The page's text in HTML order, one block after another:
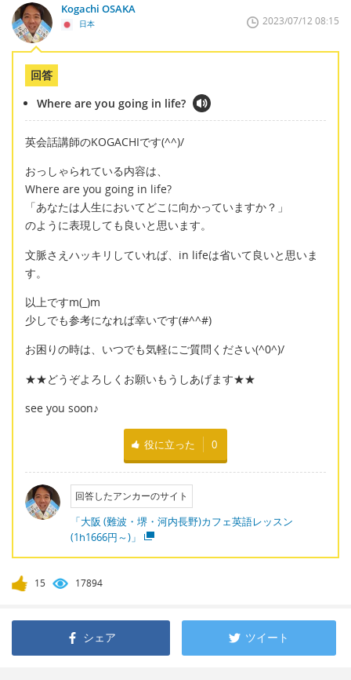
Kogachi OSAKA
日本 2023/07/12 08:15
回答
Where are you going in life?
英会話講師のKOGACHIです(^^)/
おっしゃられている内容は、
Where are you going in life?
「あなたは人生においてどこに向かっていますか？」
のように表現しても良いと思います。
文脈さえハッキリしていれば、in lifeは省いて良いと思いま
す。
以上ですm(_)m
少しでも参考になれば幸いです(#^^#)
お困りの時は、いつでも気軽にご質問ください(^0^)/
★★どうぞよろしくお願いもうしあげます★★
see you soon♪
役に立った 0
回答したアンカーのサイト
「大阪 (難波・堺・河内長野)カフェ英語レッスン
(1h1666円～)」
15 17894
シェア ツイート